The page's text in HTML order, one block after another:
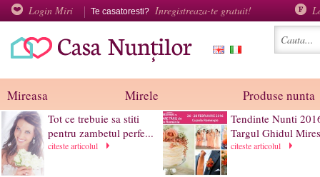
Login Miri Te casatoresti? Inregistreaza-te gratuit!
Mireasa Mirele Produse nunta
Tot ce trebuie sa stiti
pentru zambetul perfe...
citeste articolul
Tendinte Nunti
Targul Ghidul
citeste articolul